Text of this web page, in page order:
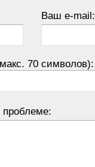
Ваш e-mail:
70 символов):
проблеме: